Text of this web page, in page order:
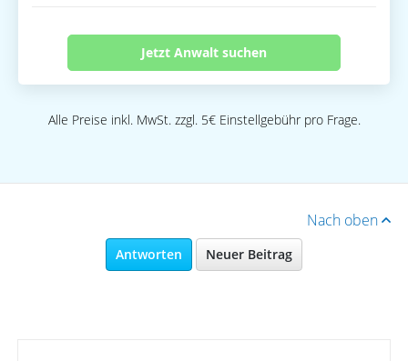
Jetzt Anwalt suchen
Alle Preise inkl. MwSt. zzgl. 5€ Einstellgebühr pro Frage.
Nach oben
Antworten Neuer Beitrag